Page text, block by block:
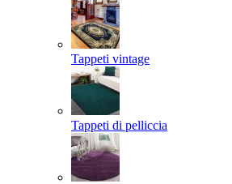
Tappeti vintage
Tappeti di pelliccia